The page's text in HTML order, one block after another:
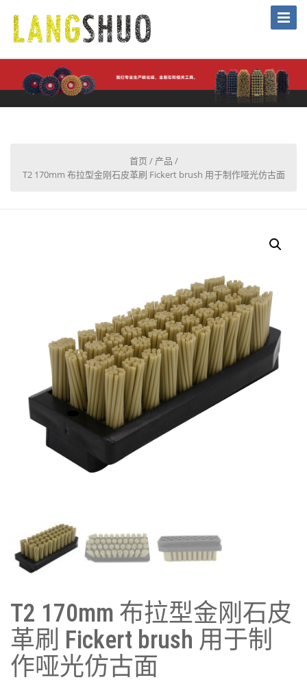
Toggle
首页 / 产品 /
T2 170mm 布拉型金刚石皮革刷 Fickert brush 用于制作哑光仿古面
T2 170mm 布拉型金刚石皮
革刷 Fickert brush 用于制
作哑光仿古面